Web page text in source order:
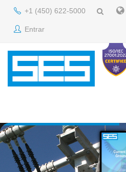
+1 (450) 622-5000
Entrar